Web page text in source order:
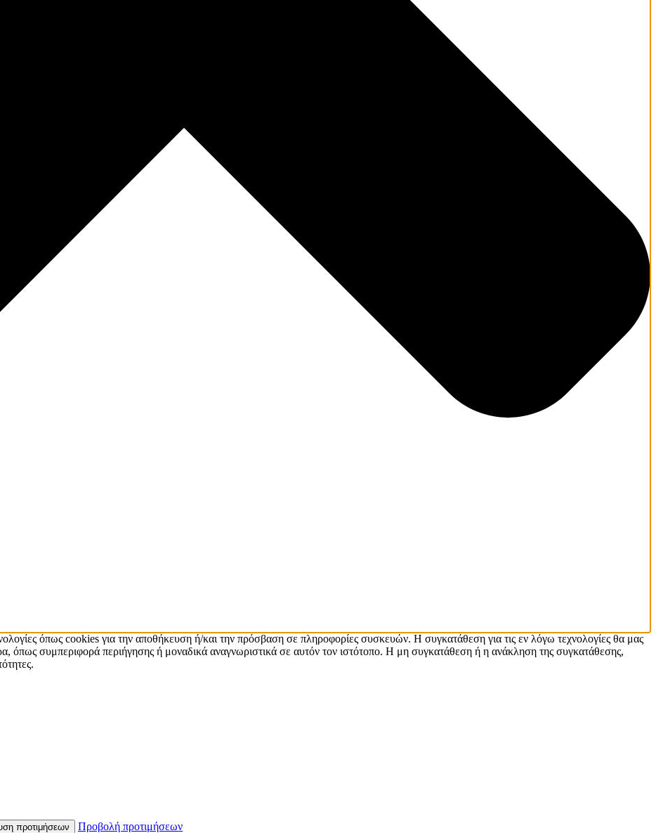
όπως cookies για την αποθήκευση ή/και την πρόσβαση σε πληροφορίες συσκευών. Η συγκατάθεση για τις εν λόγω τεχνολογίες θα μας
όπως συμπεριφορά περιήγησης ή μοναδικά αναγνωριστικά σε αυτόν τον ιστότοπο. Η μη συγκατάθεση ή η ανάκληση της συγκατάθεσης,
προτιμήσεων Προβολή προτιμήσεων